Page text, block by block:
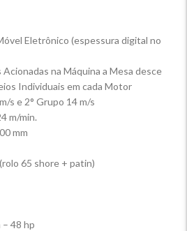
Eletrônico (espessura digital no
na Máquina a Mesa desce
Individuais em cada Motor
s e 2° Grupo 14 m/s
m/min.
mm
65 shore + patin)
48 hp